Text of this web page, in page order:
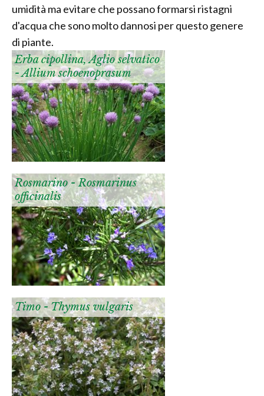
umidità ma evitare che possano formarsi ristagni
d'acqua che sono molto dannosi per questo genere
di piante.
Erba cipollina, Aglio selvatico
- Allium schoenoprasum
Rosmarino - Rosmarinus
officinalis
Timo - Thymus vulgaris